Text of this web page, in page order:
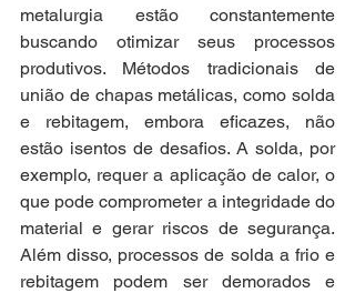
metalurgia estão constantemente
buscando otimizar seus processos
produtivos. Métodos tradicionais de
união de chapas metálicas, como solda
e rebitagem, embora eficazes, não
estão isentos de desafios. A solda, por
exemplo, requer a aplicação de calor, o
que pode comprometer a integridade do
material e gerar riscos de segurança.
Além disso, processos de solda a frio e
rebitagem podem ser demorados e